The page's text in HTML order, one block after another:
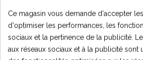
★★★★★
★★★★☆
Ce magasin vous demande d'accepter
d'optimiser les performances, les
sociaux et la pertinence de la publicité.
aux réseaux sociaux et à la publicité sont